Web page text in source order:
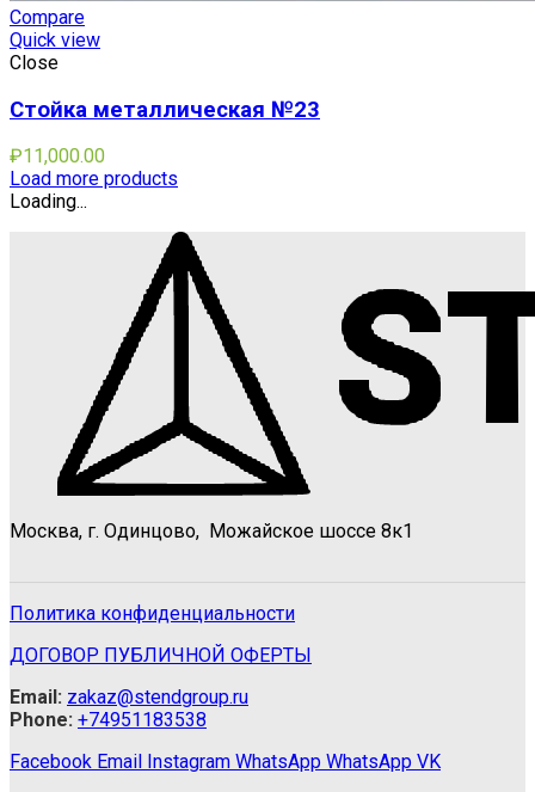
Compare
Quick view
Close
Стойка металлическая №23
₽11,000.00
Load more products
Loading...
Москва, г. Одинцово, Можайское шоссе 8к1
Политика конфиденциальности
ДОГОВОР ПУБЛИЧНОЙ ОФЕРТЫ
Email: zakaz@stendgroup.ru
Phone: +74951183538
Facebook Email Instagram WhatsApp WhatsApp VK